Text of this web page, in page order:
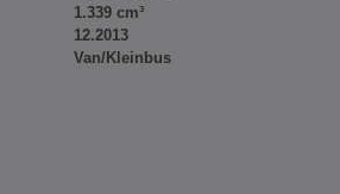
1.339 cm³
12.2013
Van/Kleinbus